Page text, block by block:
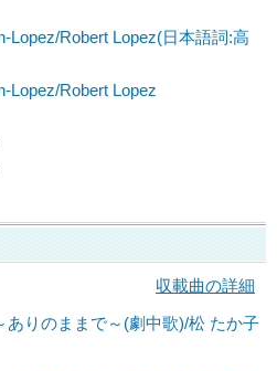
Lopez/Robert Lopez(日本語詞:高
Lopez/Robert Lopez
収載曲の詳細
ありのままで～(劇中歌)/松 たか子